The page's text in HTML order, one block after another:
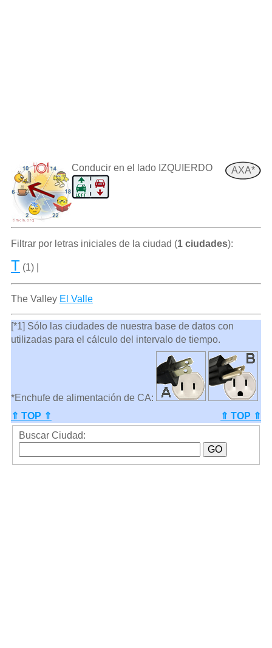
AXA*
Conducir en el lado IZQUIERDO
Filtrar por letras iniciales de la ciudad (1 ciudades):
T (1) |
The Valley El Valle
[*1] Sólo las ciudades de nuestra base de datos con
utilizadas para el cálculo del intervalo de tiempo.
*Enchufe de alimentación de CA:
⇑ TOP ⇑
⇑ TOP ⇑
Buscar Ciudad: